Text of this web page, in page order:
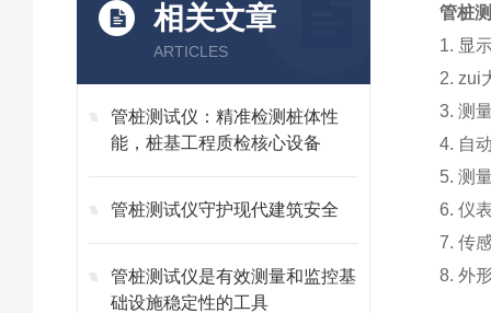
相关文章
ARTICLES
管桩测试仪：精准检测桩体性
能，桩基工程质检核心设备
管桩测试仪守护现代建筑安全
管桩测试仪是有效测量和监控基
础设施稳定性的工具
管桩
1. 显
2. zui
3.测
4. 自
5.测
6.仪
7.传
8.外